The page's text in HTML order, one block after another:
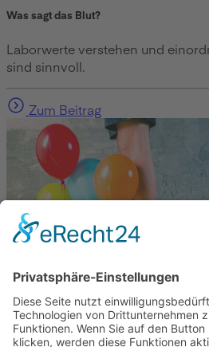
Was sagt das Blut?
Laborwerte verstehen und
sind sinnvoll.
Zum Beitrag
Gesundheit
Die Abnehmspritze und ihre